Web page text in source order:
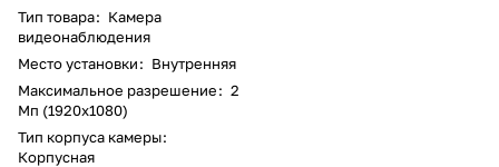
Тип товара: Камера
видеонаблюдения
Место установки: Внутренняя
Максимальное разрешение: 2
Мп (1920x1080)
Тип корпуса камеры:
Корпусная